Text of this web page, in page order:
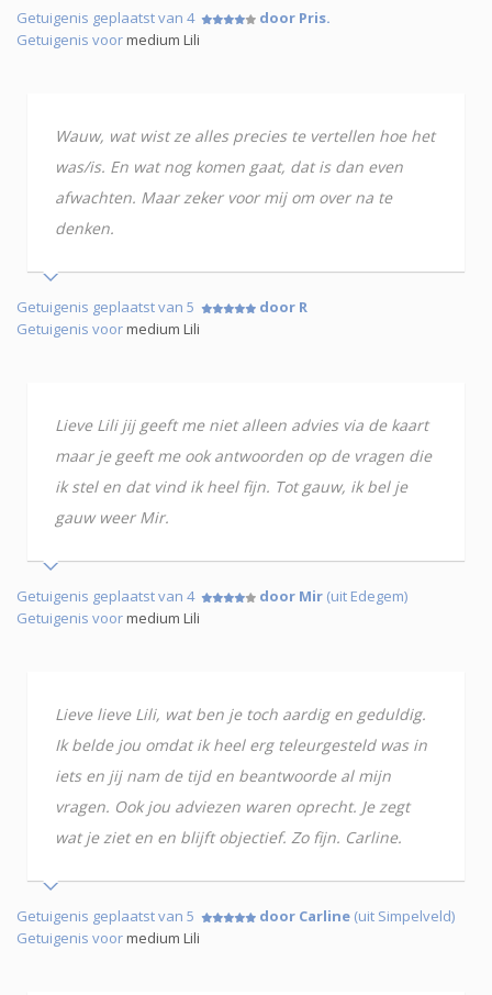
Getuigenis geplaatst van 4
door Pris.
Getuigenis voormedium Lili
Wauw, wat wist ze alles precies te vertellen hoe het
was/is. En wat nog komen gaat, dat is dan even
afwachten. Maar zeker voor mij om over na te
denken.
Getuigenis geplaatst van 5
door R
Getuigenis voormedium Lili
Lieve Lili jij geeft me niet alleen advies via de kaart
maar je geeft me ook antwoorden op de vragen die
ik stel en dat vind ik heel fijn. Tot gauw, ik bel je
gauw weer Mir.
Getuigenis geplaatst van 4 door Mir (uit Edegem)
Getuigenis voormedium Lili
Lieve lieve Lili, wat ben je toch aardig en geduldig.
Ik belde jou omdat ik heel erg teleurgesteld was in
iets en jij nam de tijd en beantwoorde al mijn
vragen. Ook jou adviezen waren oprecht. Je zegt
wat je ziet en en blijft objectief. Zo fijn. Carline.
Getuigenis geplaatst van 5 door Carline (uit Simpelveld)
Getuigenis voormedium Lili